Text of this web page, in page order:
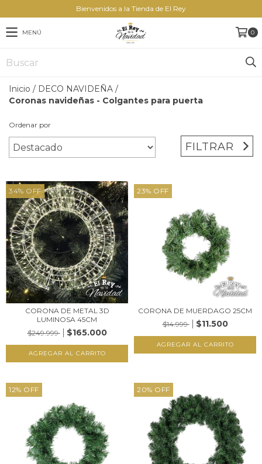
Bienvenidos a la Tienda de El Rey
MENÚ 0
Inicio / DECO NAVIDEÑA /
Coronas navideñas - Colgantes para puerta
Ordenar por
FILTRAR
34% OFF
CORONA DE METAL 3D
LUMINOSA 45CM
$249.999
$165.000
23% OFF
CORONA DE MUERDAGO 25CM
$14.999
$11.500
12% OFF 20% OFF